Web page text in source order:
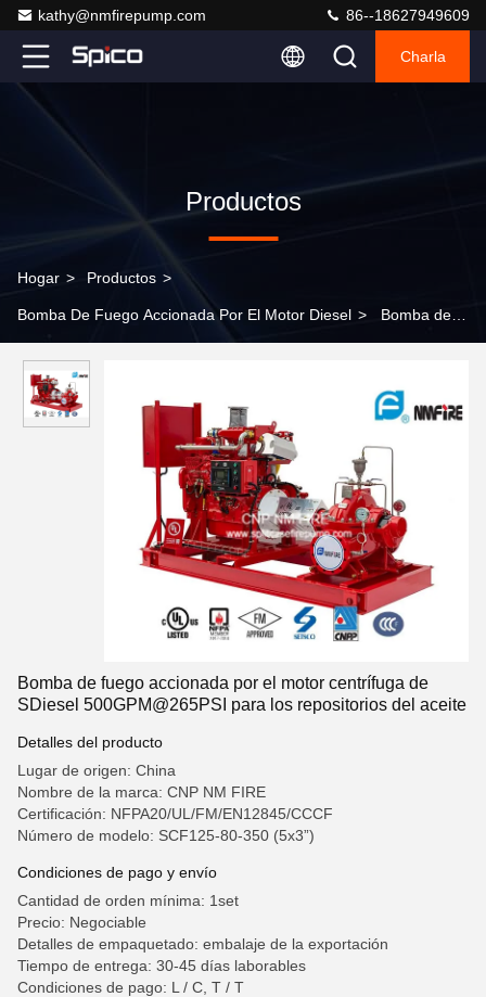
kathy@nmfirepump.com 86--18627949609
Charla
Productos
Hogar > Productos >
Bomba De Fuego Accionada Por El Motor Diesel > Bomba de
500GPM@265PSI para los repositorios del aceite
Bomba de fuego accionada por el motor centrífuga de
SDiesel 500GPM@265PSI para los repositorios del aceite
Detalles del producto
Lugar de origen: China
Nombre de la marca: CNP NM FIRE
Certificación: NFPA20/UL/FM/EN12845/CCCF
Número de modelo: SCF125-80-350 (5x3”)
Condiciones de pago y envío
Cantidad de orden mínima: 1set
Precio: Negociable
Detalles de empaquetado: embalaje de la exportación
Tiempo de entrega: 30-45 días laborables
Condiciones de pago: L / C, T / T